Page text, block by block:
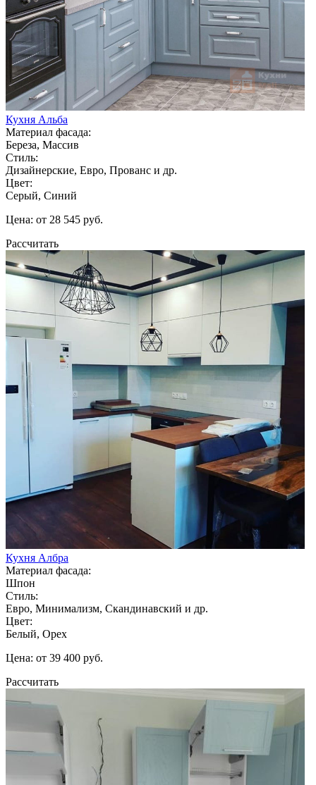
Кухня Альба
Материал фасада:
Береза, Массив
Стиль:
Дизайнерские, Евро, Прованс и др.
Цвет:
Серый, Синий
Цена: от 28 545 руб.
Рассчитать
Кухня Албра
Материал фасада:
Шпон
Стиль:
Евро, Минимализм, Скандинавский и др.
Цвет:
Белый, Орех
Цена: от 39 400 руб.
Рассчитать